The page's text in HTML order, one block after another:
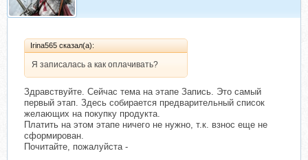
Irina565 сказал(а):
Я записалась а как оплачивать?
Здравствуйте. Сейчас тема на этапе Запись. Это самый
первый этап. Здесь собирается предварительный список
желающих на покупку продукта.
Платить на этом этапе ничего не нужно, т.к. взнос еще не
сформирован.
Почитайте, пожалуйста -